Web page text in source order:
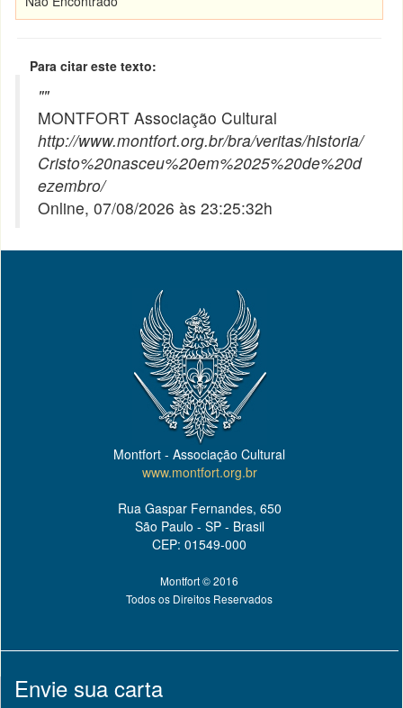
Para citar este texto:
""
MONTFORT Associação Cultural
http://www.montfort.org.br/bra/veritas/historia/
Cristo%20nasceu%20em%2025%20de%20d
ezembro/
Online, 07/08/2026 às 23:25:32h
Montfort - Associação Cultural
www.montfort.org.br
Rua Gaspar Fernandes, 650
São Paulo - SP - Brasil
CEP: 01549-000
Montfort © 2016
Todos os Direitos Reservados
Envie sua carta